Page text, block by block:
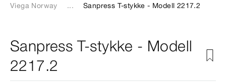
Viega Norway ... Sanpress T-stykke - Modell 2217.2
Sanpress T-stykke - Modell
2217.2